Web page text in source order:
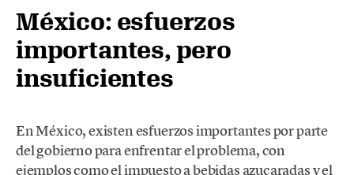
México: esfuerzos
importantes, pero
insuficientes
En México, existen esfuerzos importantes por parte
del gobierno para enfrentar el problema, con
ejemplos como el impuesto a bebidas azucaradas y el